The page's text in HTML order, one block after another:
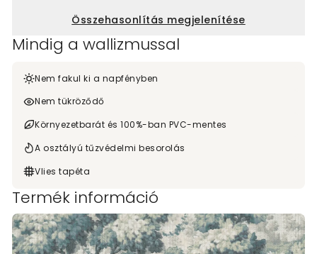
Összehasonlítás megjelenítése
Mindig a wallizmussal
Nem fakul ki a napfényben
Nem tükröződő
Környezetbarát és 100%-ban PVC-mentes
A osztályú tűzvédelmi besorolás
Vlies tapéta
Termék információ